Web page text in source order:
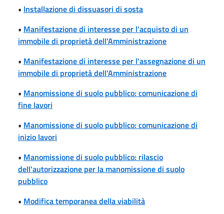
• Installazione di dissuasori di sosta
• Manifestazione di interesse per l'acquisto di un
immobile di proprietà dell'Amministrazione
• Manifestazione di interesse per l'assegnazione di un
immobile di proprietà dell'Amministrazione
• Manomissione di suolo pubblico: comunicazione di
fine lavori
• Manomissione di suolo pubblico: comunicazione di
inizio lavori
• Manomissione di suolo pubblico: rilascio
dell'autorizzazione per la manomissione di suolo
pubblico
• Modifica temporanea della viabilità